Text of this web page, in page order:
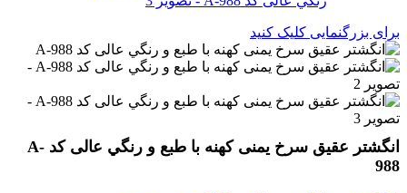
برای بزرگنمایی کلیک کنید
انگشتر عقيق سرخ يمنی كهنه با طبع و رنگي عالی کد A-
988